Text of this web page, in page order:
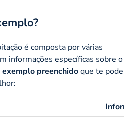
é composta por várias
informações específicas sobre o
exemplo preenchidoque te pode